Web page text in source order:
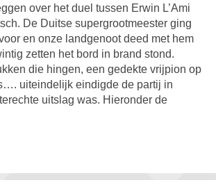
over het duel tussen Erwin L’Ami
De Duitse supergrootmeester ging
en onze landgenoot deed met hem
zetten het bord in brand stond.
die hingen, een gedekte vrijpion op
uiteindelijk eindigde de partij in
uitslag was. Hieronder de